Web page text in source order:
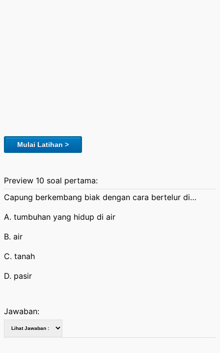
Mulai Latihan >
Preview 10 soal pertama:
Capung berkembang biak dengan cara bertelur di…
A. tumbuhan yang hidup di air
B. air
C. tanah
D. pasir
Jawaban: